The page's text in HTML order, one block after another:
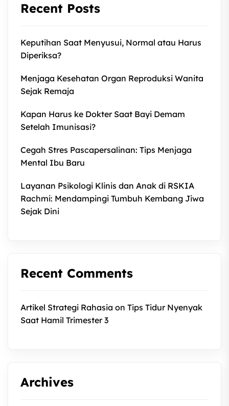
Recent Posts
Keputihan Saat Menyusui, Normal atau Harus
Diperiksa?
Menjaga Kesehatan Organ Reproduksi Wanita
Sejak Remaja
Kapan Harus ke Dokter Saat Bayi Demam
Setelah Imunisasi?
Cegah Stres Pascapersalinan: Tips Menjaga
Mental Ibu Baru
Layanan Psikologi Klinis dan Anak di RSKIA
Rachmi: Mendampingi Tumbuh Kembang Jiwa
Sejak Dini
Recent Comments
Artikel Strategi Rahasia on Tips Tidur Nyenyak
Saat Hamil Trimester 3
Archives